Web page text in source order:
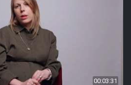
00:03:31